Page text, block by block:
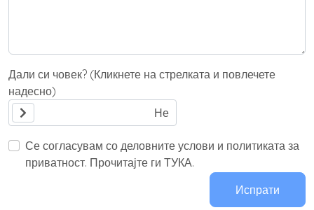
Дали си човек? (Кликнете на стрелката и повлечете
надесно)
Се согласувам со деловните услови и политиката за
приватност. Прочитајте ги ТУКА.
Испрати